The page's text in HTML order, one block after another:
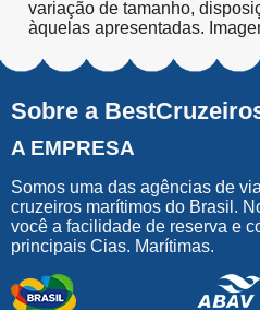
variação de tamanho,
àquelas apresentadas.
Sobre a
A EMPRESA
Somos uma das agências de
cruzeiros marítimos do Brasil.
você a facilidade de reserva e
principais Cias. Marítimas.